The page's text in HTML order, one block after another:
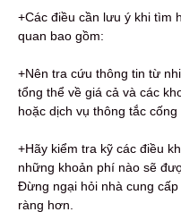
+Các điều cần lưu ý khi tìm
quan bao gồm:
+Nên tra cứu thông tin từ
tổng thể về giá cả và các
hoặc dịch vụ thông tắc cống
+Hãy kiểm tra kỹ các điều
những khoản phí nào sẽ
Đừng ngại hỏi nhà cung
ràng hơn.